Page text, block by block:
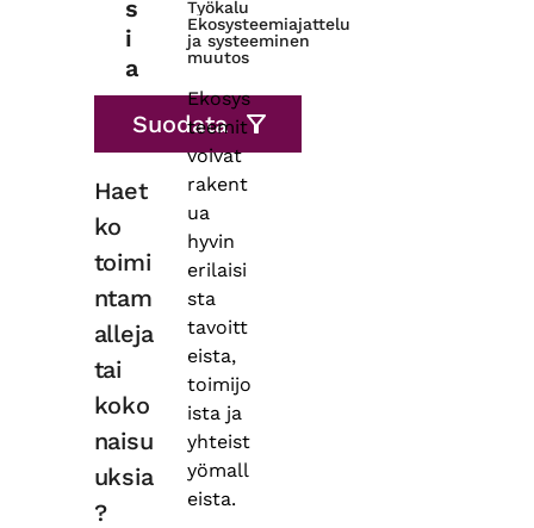
s
i
a
Haet
ko
toimi
ntam
alleja
tai
koko
naisu
uksia
?
Työkalu
Ekosysteemiajattelu
ja systeeminen
muutos
Ekosys
teemit
voivat
rakent
ua
hyvin
erilaisi
sta
tavoitt
eista,
toimijo
ista ja
yhteist
yömall
eista.